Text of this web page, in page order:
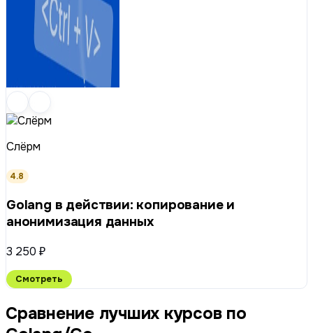
Слёрм
4.8
Golang в действии: копирование и
анонимизация данных
3 250 ₽
Смотреть
Сравнение лучших курсов по